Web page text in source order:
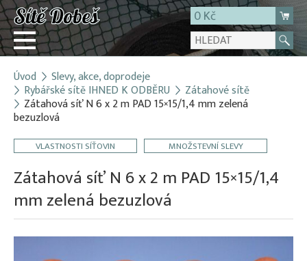
0 Kč
Přihlásit
Registrace
O firmě
Kontakt
Úvod Slevy, akce, doprodeje
Rybářské sítě IHNED K ODBĚRU Zátahové sítě
Zátahová síť N 6 x 2 m PAD 15×15/1,4 mm zelená
bezuzlová
VLASTNOSTI SÍŤOVIN MNOŽSTEVNÍ SLEVY
Zátahová síť N 6 x 2 m PAD 15×15/1,4
mm zelená bezuzlová